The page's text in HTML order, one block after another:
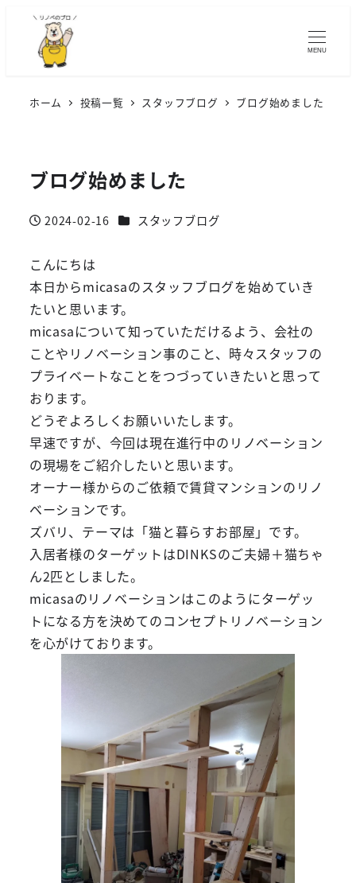
MENU
ホーム 投稿一覧 スタッフブログ ブログ始めました
ブログ始めました
投稿日
2024-02-16 カテゴリー
スタッフブログ
こんにちは
本日からmicasaのスタッフブログを始めていき
たいと思います。
micasaについて知っていただけるよう、会社の
ことやリノベーション事のこと、時々スタッフの
プライベートなことをつづっていきたいと思って
おります。
どうぞよろしくお願いいたします。
早速ですが、今回は現在進行中のリノベーション
の現場をご紹介したいと思います。
オーナー様からのご依頼で賃貸マンションのリノ
ベーションです。
ズバリ、テーマは「猫と暮らすお部屋」です。
入居者様のターゲットはDINKSのご夫婦＋猫ちゃ
ん2匹としました。
micasaのリノベーションはこのようにターゲッ
トになる方を決めてのコンセプトリノベーション
を心がけております。